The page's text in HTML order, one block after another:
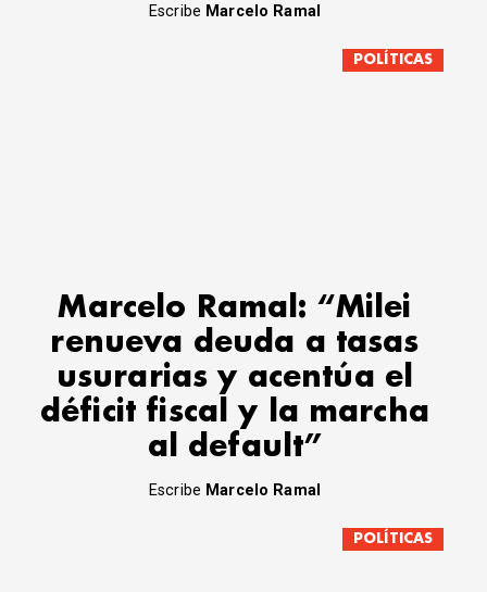
Escribe Marcelo Ramal
POLÍTICAS
Marcelo Ramal: “Milei
renueva deuda a tasas
usurarias y acentúa el
déficit fiscal y la marcha
al default”
Escribe Marcelo Ramal
POLÍTICAS